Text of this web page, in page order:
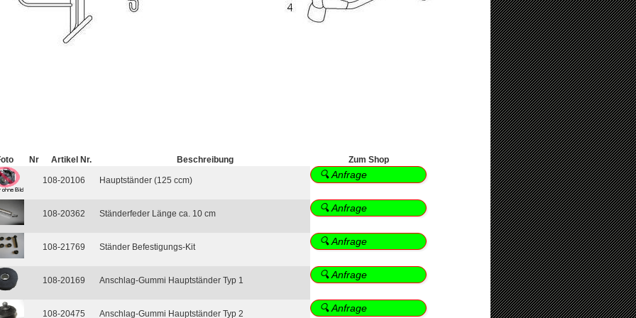
Nr Artikel Nr. Beschreibung Zum Shop
108-20106 Hauptständer (125 ccm) 🔍 Anfrage
108-20362 Ständerfeder Länge ca. 10 cm 🔍 Anfrage
108-21769 Ständer Befestigungs-Kit 🔍 Anfrage
108-20169 Anschlag-Gummi Hauptständer Typ 1 🔍 Anfrage
108-20475 Anschlag-Gummi Hauptständer Typ 2 🔍 Anfrage